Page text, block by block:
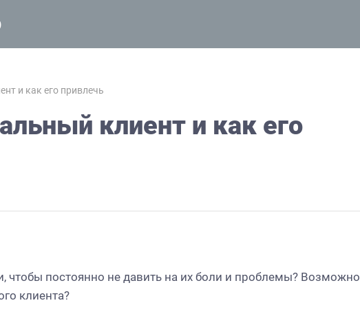
и как его привлечь
клиент и как его
чтобы постоянно не давить на их боли и проблемы? Возможно
клиента?